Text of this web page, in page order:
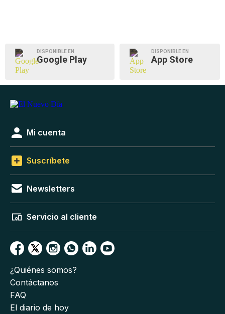
DISPONIBLE EN
Google Play
DISPONIBLE EN
App Store
Mi cuenta
Suscríbete
Newsletters
Servicio al cliente
¿Quiénes somos?
Contáctanos
FAQ
El diario de hoy